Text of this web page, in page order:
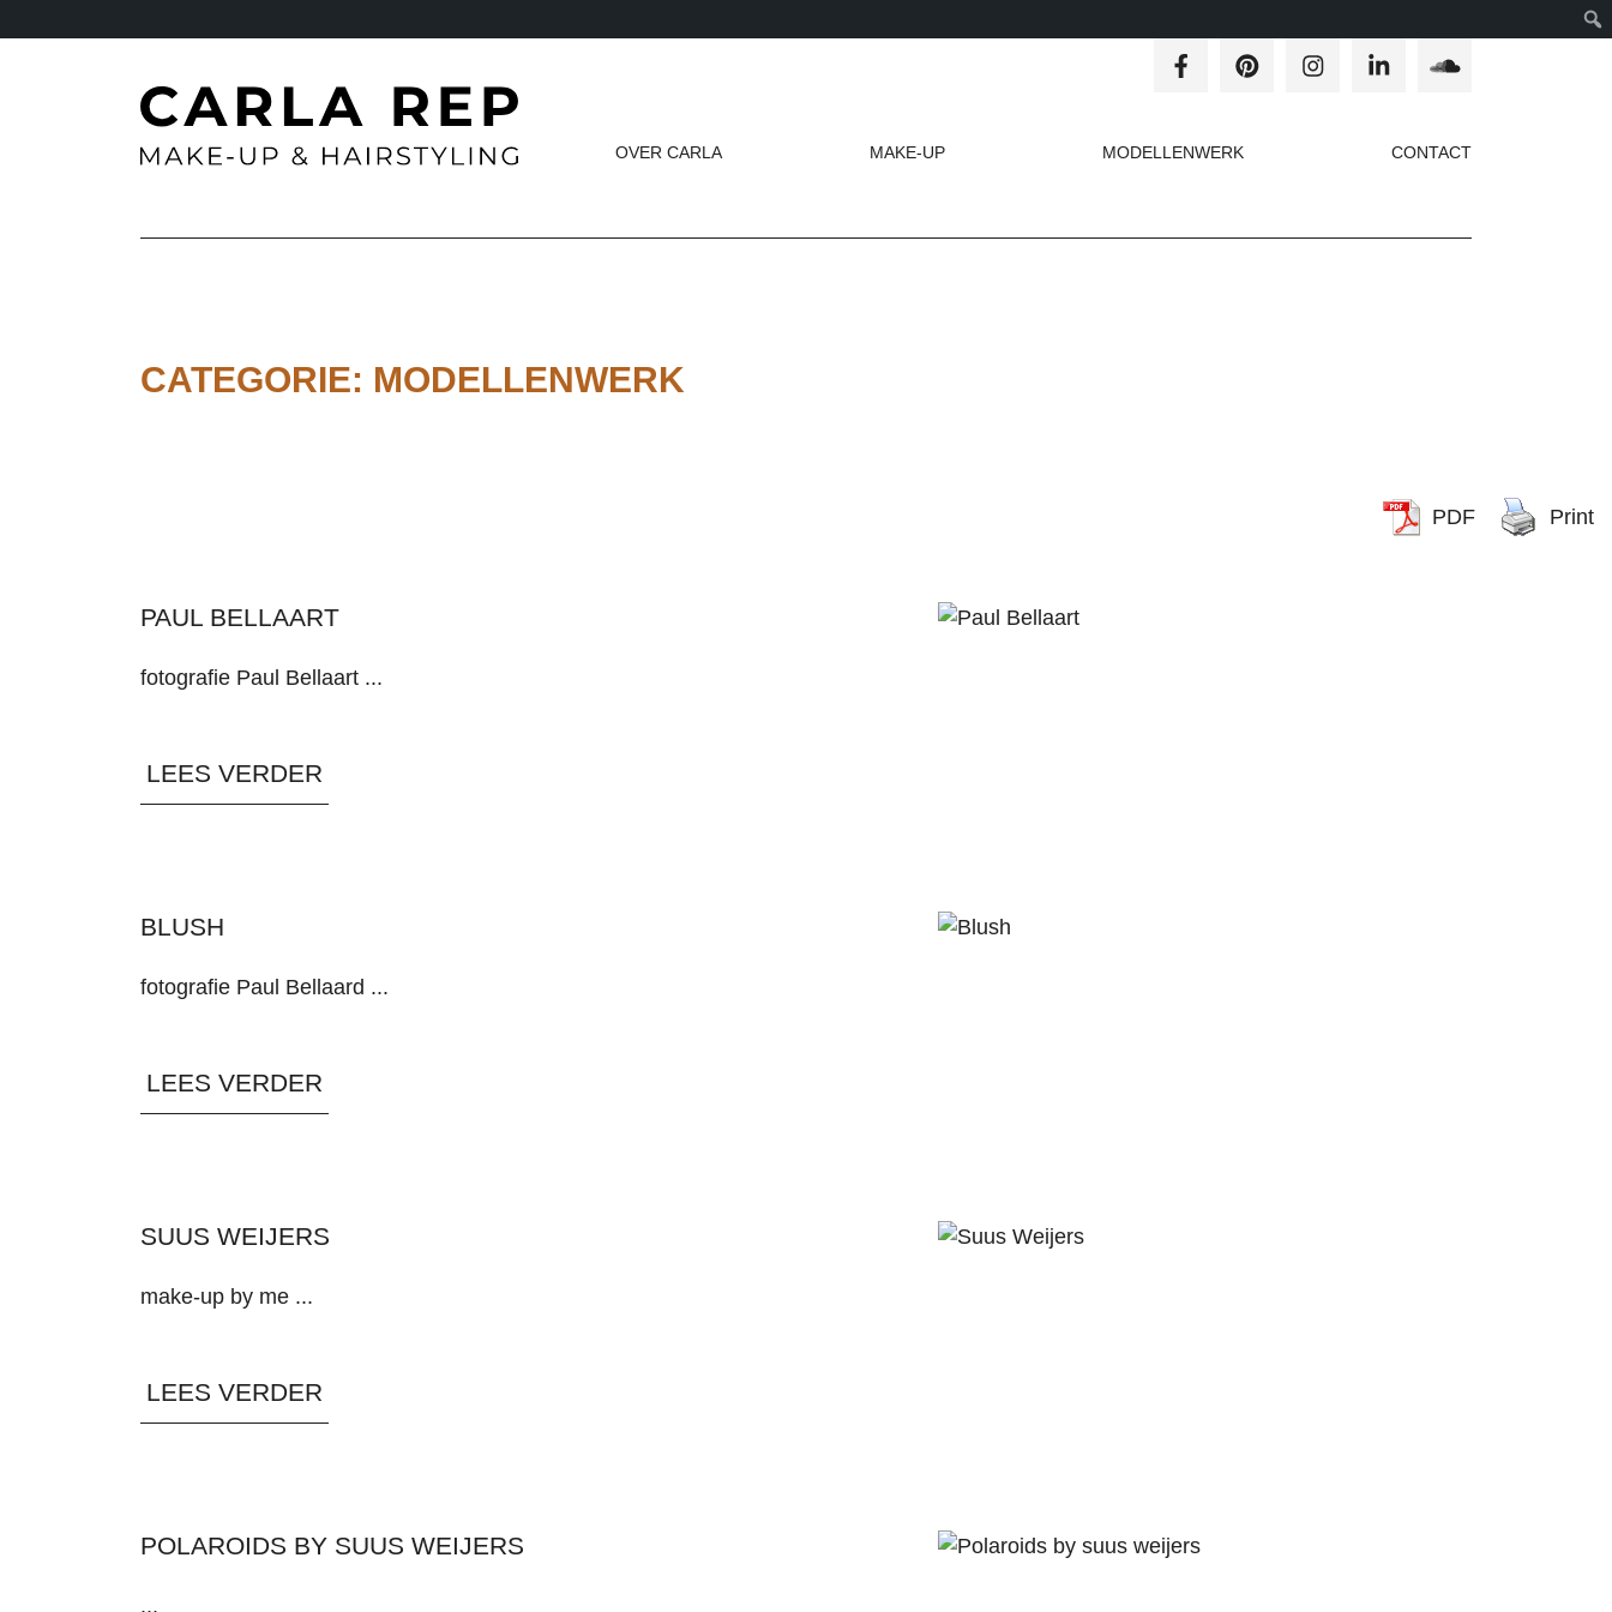
OVER CARLA MAKE-UP MODELLENWERK CONTACT
CATEGORIE: MODELLENWERK
PDF Print
PAUL BELLAART
fotografie Paul Bellaart ...
LEES VERDER
BLUSH
fotografie Paul Bellaard ...
LEES VERDER
SUUS WEIJERS
make-up by me ...
LEES VERDER
POLAROIDS BY SUUS WEIJERS
...